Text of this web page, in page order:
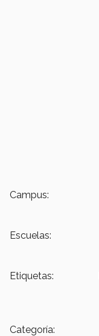
Campus:
Escuelas:
Etiquetas:
Categoría: